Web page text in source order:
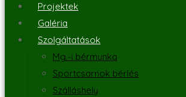
Projektek
Galéria
Szolgáltatások
Mg.-i bérmunka
Sportcsarnok bérlés
Szálláshely